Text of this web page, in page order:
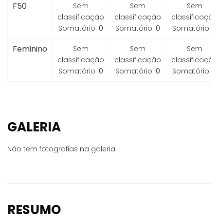
F50
Sem
classificação
Somatório: 0
Sem
classificação
Somatório: 0
Sem
classificação
Somatório:
Feminino
Sem
classificação
Somatório: 0
Sem
classificação
Somatório: 0
Sem
classificação
Somatório:
GALERIA
Não tem fotografias na galeria
RESUMO